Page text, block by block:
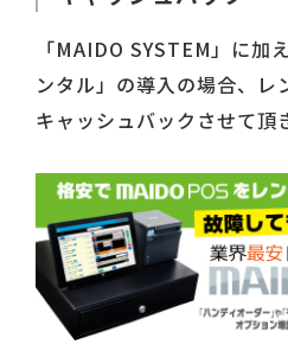
「MAIDO SYSTEM」に加
ンタル」の導入の場合、レ
キャッシュバックさせて頂